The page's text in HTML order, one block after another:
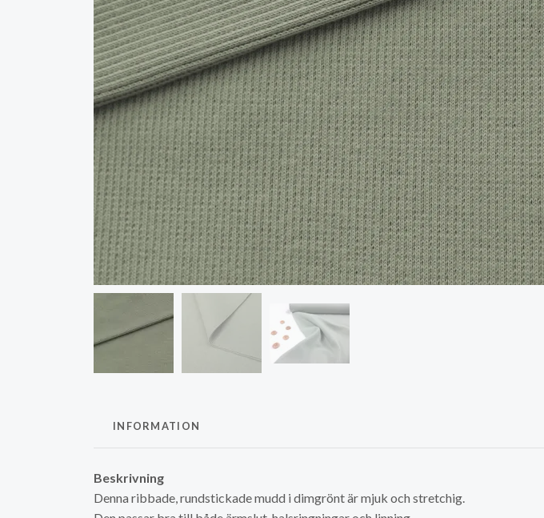
INFORMATION
Beskrivning
Denna ribbade, rundstickade mudd i dimgrönt är mjuk och stretchig.